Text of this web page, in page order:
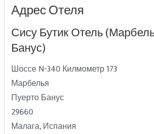
Адрес Отеля
Сису Бутик Отель
Банус)
Шоссе N-340 Килмометр 173
Марбелья
Пуерто Банус
29660
Малага, Испания